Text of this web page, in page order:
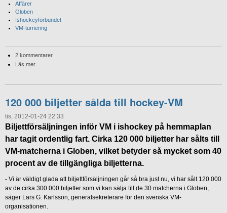
Affärer
Globen
Ishockeyförbundet
VM-turnering
2 kommentarer
Läs mer
120 000 biljetter sålda till hockey-VM
tis, 2012-01-24 22:33
Biljettförsäljningen inför VM i ishockey på hemmaplan
har tagit ordentlig fart. Cirka 120 000 biljetter har sålts till
VM-matcherna i Globen, vilket betyder så mycket som 40
procent av de tillgängliga biljetterna.
- Vi är väldigt glada att biljettförsäljningen går så bra just nu, vi har sålt 120 000
av de cirka 300 000 biljetter som vi kan sälja till de 30 matcherna i Globen,
säger Lars G. Karlsson, generalsekreterare för den svenska VM-
organisationen.